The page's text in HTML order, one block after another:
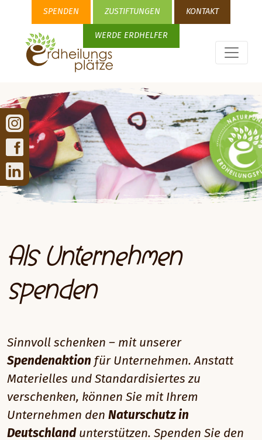
SPENDEN ZUSTIFTUNGEN KONTAKT
WERDE ERDHELFER
Als Unternehmen
spenden
Sinnvoll schenken – mit unserer
Spendenaktion für Unternehmen. Anstatt
Materielles und Standardisiertes zu
verschenken, können Sie mit Ihrem
Unternehmen den Naturschutz in
Deutschland unterstützen. Spenden Sie den